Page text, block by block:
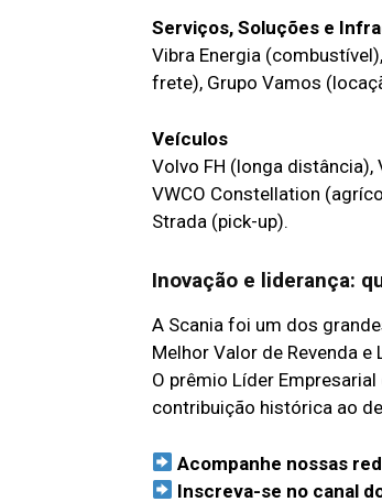
Serviços, Soluções e
Vibra Energia
frete), Grupo Vamos
Veículos
Volvo FH (longa distância),
VWCO Constellation
Strada (pick-up).
Inovação e liderança:
A Scania foi um dos
Melhor Valor de Revenda
O prêmio Líder
contribuição histórica ao
Acompanhe nossas
Inscreva-se no canal